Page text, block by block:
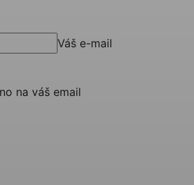
Váš e-mail
na váš email